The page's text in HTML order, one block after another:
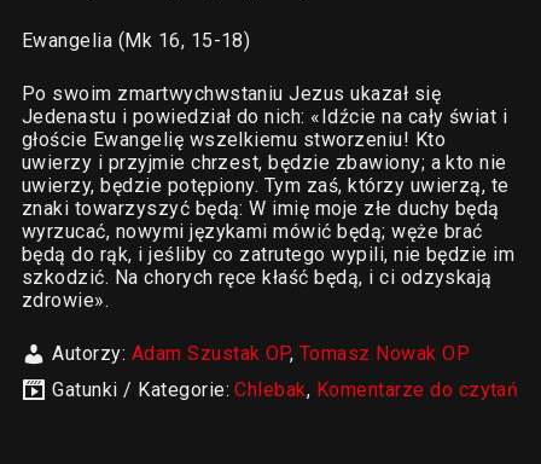
Ewangelia (Mk 16, 15-18)
Po swoim zmartwychwstaniu Jezus ukazał się
Jedenastu i powiedział do nich: «Idźcie na cały świat i
głoście Ewangelię wszelkiemu stworzeniu! Kto
uwierzy i przyjmie chrzest, będzie zbawiony; a kto nie
uwierzy, będzie potępiony. Tym zaś, którzy uwierzą, te
znaki towarzyszyć będą: W imię moje złe duchy będą
wyrzucać, nowymi językami mówić będą; węże brać
będą do rąk, i jeśliby co zatrutego wypili, nie będzie im
szkodzić. Na chorych ręce kłaść będą, i ci odzyskają
zdrowie».
Autorzy: Adam Szustak OP, Tomasz Nowak OP
Gatunki / Kategorie:Chlebak, Komentarze do czytań